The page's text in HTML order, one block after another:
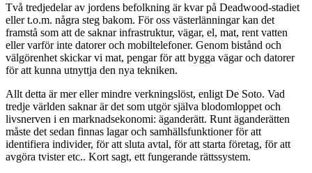
Två tredjedelar av jordens befolkning är kvar på Deadwood-stadiet
eller t.o.m. några steg bakom. För oss västerlänningar kan det
framstå som att de saknar infrastruktur, vägar, el, mat, rent vatten
eller varför inte datorer och mobiltelefoner. Genom bistånd och
välgörenhet skickar vi mat, pengar för att bygga vägar och datorer
för att kunna utnyttja den nya tekniken.
Allt detta är mer eller mindre verkningslöst, enligt De Soto. Vad
tredje världen saknar är det som utgör själva blodomloppet och
livsnerven i en marknadsekonomi: äganderätt. Runt äganderätten
måste det sedan finnas lagar och samhällsfunktioner för att
identifiera individer, för att sluta avtal, för att starta företag, för att
avgöra tvister etc.. Kort sagt, ett fungerande rättssystem.